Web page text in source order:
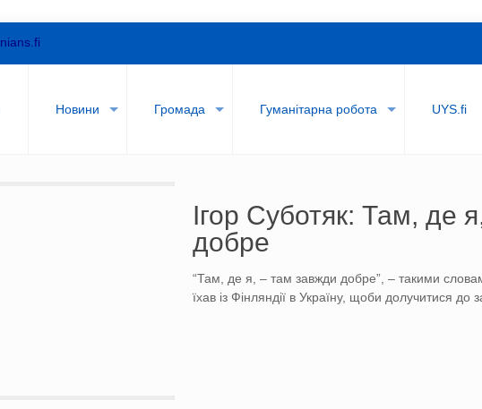
Новини Громада Гуманітарна робота UYS.fi
Ігор Суботяк: Там, де
добре
“Там, де я, – там завжди добре”, – такими
їхав із Фінляндії в Україну, щоби долучитися до